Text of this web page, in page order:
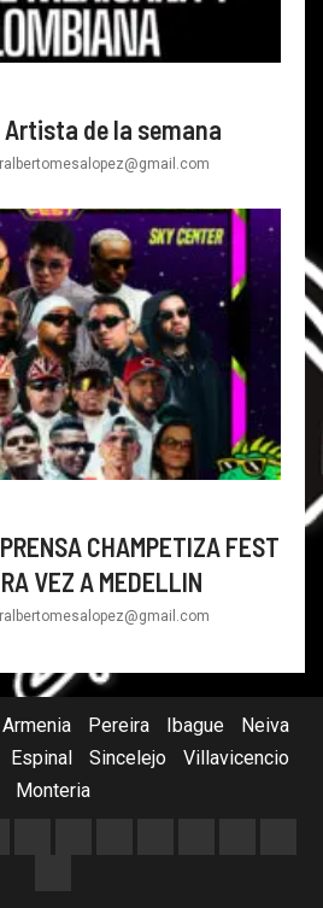
Artista de la semana
CHAMPETIZA FEST
VEZ A MEDELLIN
Armenia Pereira Ibague
Neiva
Espinal Sincelejo
Villavicencio
Monteria